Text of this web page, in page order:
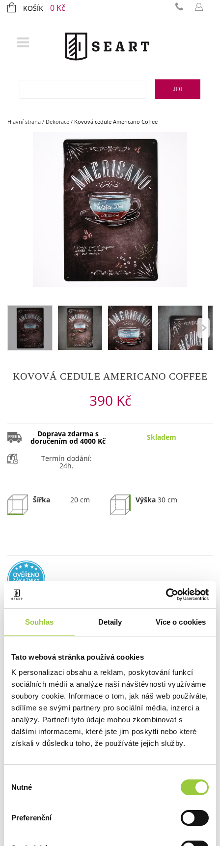
Souhlas Detaily Více o cookies
Tato webová stránka používá cookies
K personalizaci obsahu a reklam, poskytování funkcí
sociálních médií a analýze naší návštěvnosti využíváme
soubory cookie. Informace o tom, jak náš web používáte,
sdílíme se svými partnery pro sociální média, inzerci a
analýzy. Partneři tyto údaje mohou zkombinovat s
dalšími informacemi, které jste jim poskytli nebo které
získali v důsledku toho, že používáte jejich služby.
souhlasu
Nutné
Preferenční
KOŠÍK 0 Kč
JDI
Hlavní strana / Dekorace / Kovová cedule Americano Coffee
KOVOVÁ CEDULE AMERICANO COFFEE
390 Kč
Doprava zdarma s
doručením od 4000 Kč Skladem
Termín dodání:
24h.
Šířka 20 cm Výška 30 cm
MNOŽSTVÍ:
POPIS
DALŠÍ PRODUKTY Z
TÉTO KATEGORIE